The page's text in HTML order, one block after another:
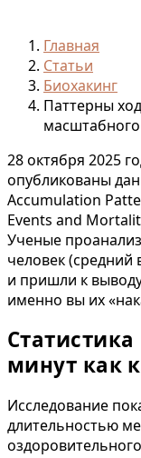
Главная
Статьи
Биохакинг
Паттерны
масштабного
28 октября 2025
опубликованы
Accumulation
Events and
Ученые
человек (средний
и пришли к
именно вы их
минут как
Исследование
длительностью